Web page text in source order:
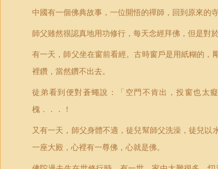
中國有一個佛典故事，一位開悟的禪師，回到原來的
師父雖然很認真地用功修行，每天念經拜佛，但是對
有一天，師父坐在窗前看經。古時窗戶是用紙糊的
裡鑽，當然鑽不出去。
徒弟看到便對蒼蠅說：「空門不肯出，投窗也太
槐．．．！
又有一天，師父身體不適，徒兒幫師父洗澡，徒兒
一座大殿，心裡有一尊佛，心就是佛。